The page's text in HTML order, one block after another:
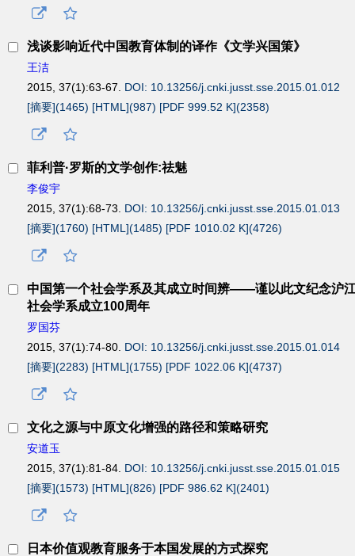
浅谈影响近代中国教育体制的译作《文学兴国策》
王洁
2015, 37(1):63-67. DOI: 10.13256/j.cnki.jusst.sse.2015.01.012
[摘要](1465) [HTML](987) [PDF 999.52 K](2358)
菲利普·罗斯的文学创作:祛魅
李俊宇
2015, 37(1):68-73. DOI: 10.13256/j.cnki.jusst.sse.2015.01.013
[摘要](1760) [HTML](1485) [PDF 1010.02 K](4726)
中国第一个社会学系及其成立时间辨——谨以此文纪念沪
社会学系成立100周年
罗国芬
2015, 37(1):74-80. DOI: 10.13256/j.cnki.jusst.sse.2015.01.014
[摘要](2283) [HTML](1755) [PDF 1022.06 K](4737)
文化之源与中原文化增强的路径和策略研究
安道玉
2015, 37(1):81-84. DOI: 10.13256/j.cnki.jusst.sse.2015.01.015
[摘要](1573) [HTML](826) [PDF 986.62 K](2401)
日本价值观教育服务于本国发展的方式探究